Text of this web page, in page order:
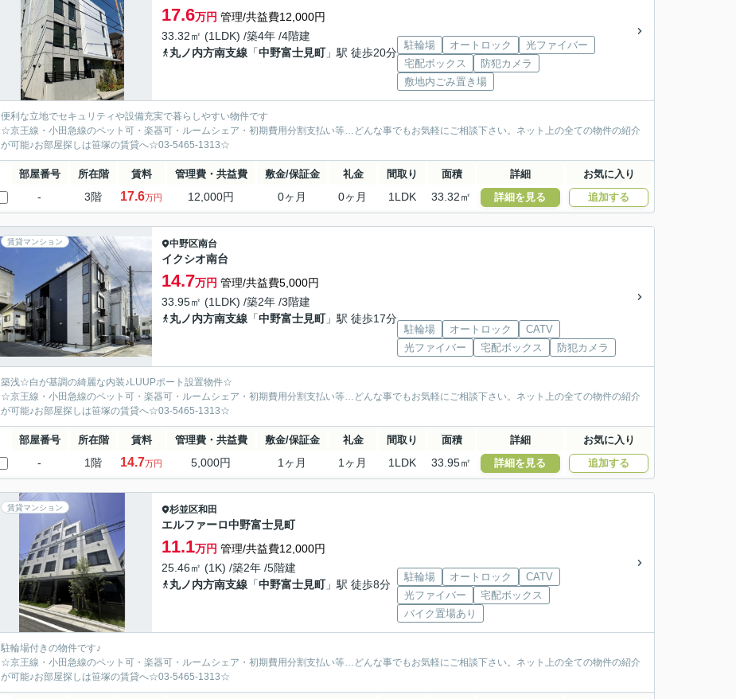
17.6万円 管理/共益費12,000円
33.32㎡ (1LDK) /築4年 /4階建
丸ノ内方南支線 「中野富士見町」駅 徒歩20分
駐輪場 オートロック
光ファイバー
宅配ボックス
防犯カメラ
敷地内ごみ置き場
便利な立地でセキュリティや設備充実で暮らしやすい物件です
☆京王線・小田急線のペット可・楽器可・ルームシェア・初期費用分割支払い等…どんな事でもお気軽にご相談下さい。ネット上の全ての物件の紹介
が可能♪お部屋探しは笹塚の賃貸へ☆03-5465-1313☆
部屋番号 所在階 賃料 管理費・共益費 敷金/保証金 礼金 間取り 面積 詳細 お気に入り
- 3階 17.6万円 12,000円 0ヶ月 0ヶ月 1LDK 33.32㎡ 詳細を見る 追加する
賃貸マンション 中野区南台
イクシオ南台
14.7万円 管理/共益費5,000円
33.95㎡ (1LDK) /築2年 /3階建
丸ノ内方南支線 「中野富士見町」駅 徒歩17分
駐輪場 オートロック
CATV
光ファイバー
宅配ボックス 防犯カメラ
築浅☆白が基調の綺麗な内装♪LUUPポート設置物件☆
☆京王線・小田急線のペット可・楽器可・ルームシェア・初期費用分割支払い等…どんな事でもお気軽にご相談下さい。ネット上の全ての物件の紹介
が可能♪お部屋探しは笹塚の賃貸へ☆03-5465-1313☆
部屋番号 所在階 賃料 管理費・共益費 敷金/保証金 礼金 間取り 面積 詳細 お気に入り
- 1階 14.7万円 5,000円 1ヶ月 1ヶ月 1LDK 33.95㎡ 詳細を見る 追加する
賃貸マンション 杉並区和田
エルファーロ中野富士見町
11.1万円 管理/共益費12,000円
25.46㎡ (1K) /築2年 /5階建
丸ノ内方南支線 「中野富士見町」駅 徒歩8分
駐輪場 オートロック
CATV
光ファイバー
宅配ボックス
バイク置場あり
駐輪場付きの物件です♪
☆京王線・小田急線のペット可・楽器可・ルームシェア・初期費用分割支払い等…どんな事でもお気軽にご相談下さい。ネット上の全ての物件の紹介
が可能♪お部屋探しは笹塚の賃貸へ☆03-5465-1313☆